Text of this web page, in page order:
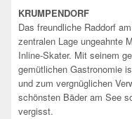
KRUMPENDORF
Das freundliche Raddorf
zentralen Lage ungeahnte
Inline-Skater. Mit seinem
gemütlichen Gastronomie
und zum vergnüglichen
schönsten Bäder am See
vergisst.